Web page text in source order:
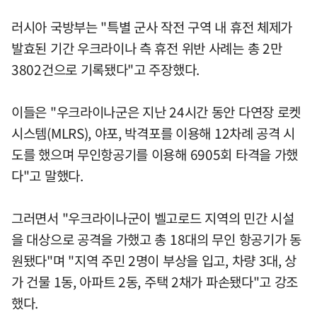
러시아 국방부는 "특별 군사 작전 구역 내 휴전 체제가
발효된 기간 우크라이나 측 휴전 위반 사례는 총 2만
3802건으로 기록됐다"고 주장했다.
이들은 "우크라이나군은 지난 24시간 동안 다연장 로켓
시스템(MLRS), 야포, 박격포를 이용해 12차례 공격 시
도를 했으며 무인항공기를 이용해 6905회 타격을 가했
다"고 말했다.
그러면서 "우크라이나군이 벨고로드 지역의 민간 시설
을 대상으로 공격을 가했고 총 18대의 무인 항공기가 동
원됐다"며 "지역 주민 2명이 부상을 입고, 차량 3대, 상
가 건물 1동, 아파트 2동, 주택 2채가 파손됐다"고 강조
했다.